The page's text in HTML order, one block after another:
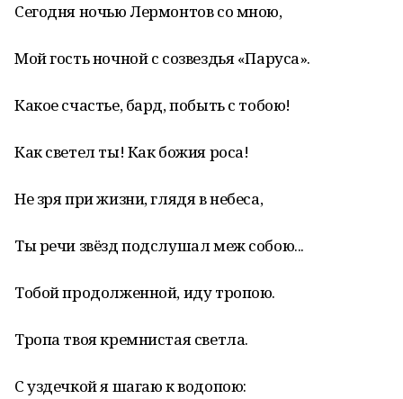
Сегодня ночью Лермонтов со мною,
Мой гость ночной с созвездья «Паруса».
Какое счастье, бард, побыть с тобою!
Как светел ты! Как божия роса!
Не зря при жизни, глядя в небеса,
Ты речи звёзд подслушал меж собою...
Тобой продолженной, иду тропою.
Тропа твоя кремнистая светла.
С уздечкой я шагаю к водопою: